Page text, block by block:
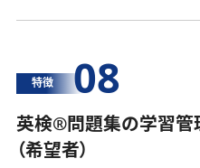
特徴 08
英検®️問題集の学習管
（希望者）